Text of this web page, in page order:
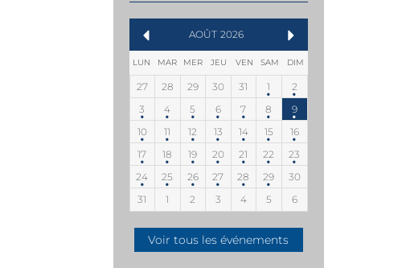
AOÛT 2026
LUN MAR MER JEU VEN SAM DIM
27 28 29 30 31 1
2
3
4 5 6 7 8
9
10
11 12 13 14 15
16
17
18 19 20 21 22
23
24
25 26 27 28 29
30
31
1 2 3 4 5 6
Voir tous les événements